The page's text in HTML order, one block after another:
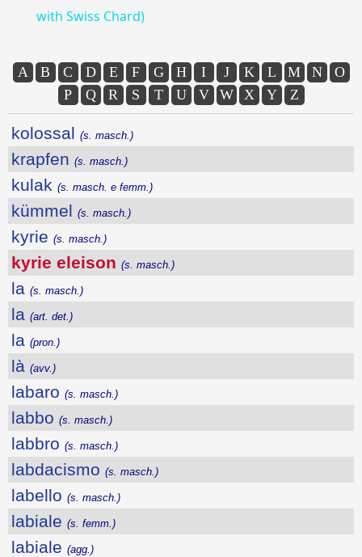
with Swiss Chard)
A B C D E F G H I J K L M N
O
P
Q R S T U V W X Y Z
kolossal (s. masch.)
krapfen (s. masch.)
kulak (s. masch. e femm.)
kümmel (s. masch.)
kyrie (s. masch.)
kyrie eleison (s. masch.)
la (s. masch.)
la (art. det.)
la (pron.)
là (avv.)
labaro (s. masch.)
labbo (s. masch.)
labbro (s. masch.)
labdacismo (s. masch.)
labello (s. masch.)
labiale (s. femm.)
labiale (agg.)